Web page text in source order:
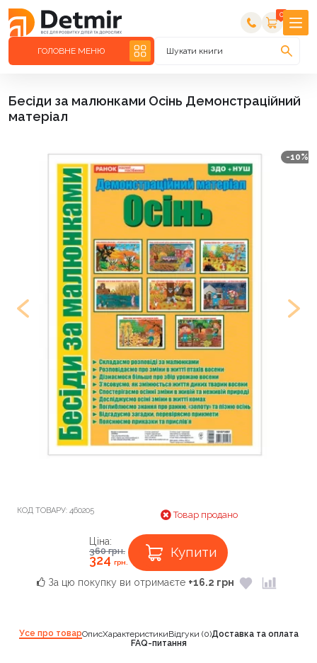
0
ГОЛОВНЕ МЕНЮ Шукати книги
Бесіди за малюнками Осінь Демонстраційний
матеріал
-10%
КОД ТОВАРУ: 460205 Товар продано
Ціна:
360грн.
324грн.
Купити
За цю покупку ви отримаєте +16.2 грн
Усе про товарОписХарактеристикиВідгуки (0)Доставка та оплата
FAQ-питання